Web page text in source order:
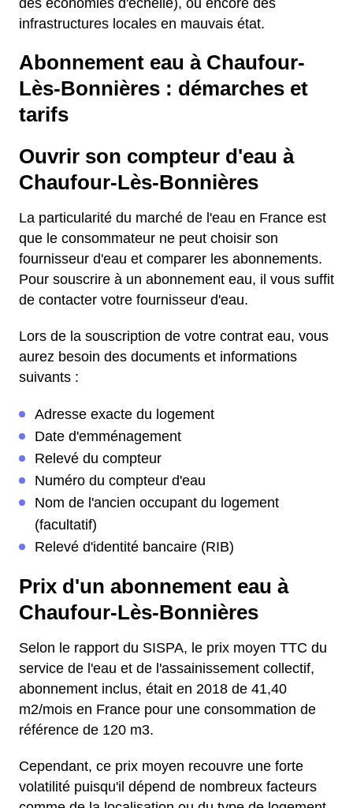
des économies d'échelle), ou encore des
infrastructures locales en mauvais état.
Abonnement eau à Chaufour-
Lès-Bonnières : démarches et
tarifs
Ouvrir son compteur d'eau à
Chaufour-Lès-Bonnières
La particularité du marché de l'eau en France est
que le consommateur ne peut choisir son
fournisseur d'eau et comparer les abonnements.
Pour souscrire à un abonnement eau, il vous suffit
de contacter votre fournisseur d'eau.
Lors de la souscription de votre contrat eau, vous
aurez besoin des documents et informations
suivants :
Adresse exacte du logement
Date d'emménagement
Relevé du compteur
Numéro du compteur d'eau
Nom de l'ancien occupant du logement
(facultatif)
Relevé d'identité bancaire (RIB)
Prix d'un abonnement eau à
Chaufour-Lès-Bonnières
Selon le rapport du SISPA, le prix moyen TTC du
service de l'eau et de l'assainissement collectif,
abonnement inclus, était en 2018 de 41,40
m2/mois en France pour une consommation de
référence de 120 m3.
Cependant, ce prix moyen recouvre une forte
volatilité puisqu'il dépend de nombreux facteurs